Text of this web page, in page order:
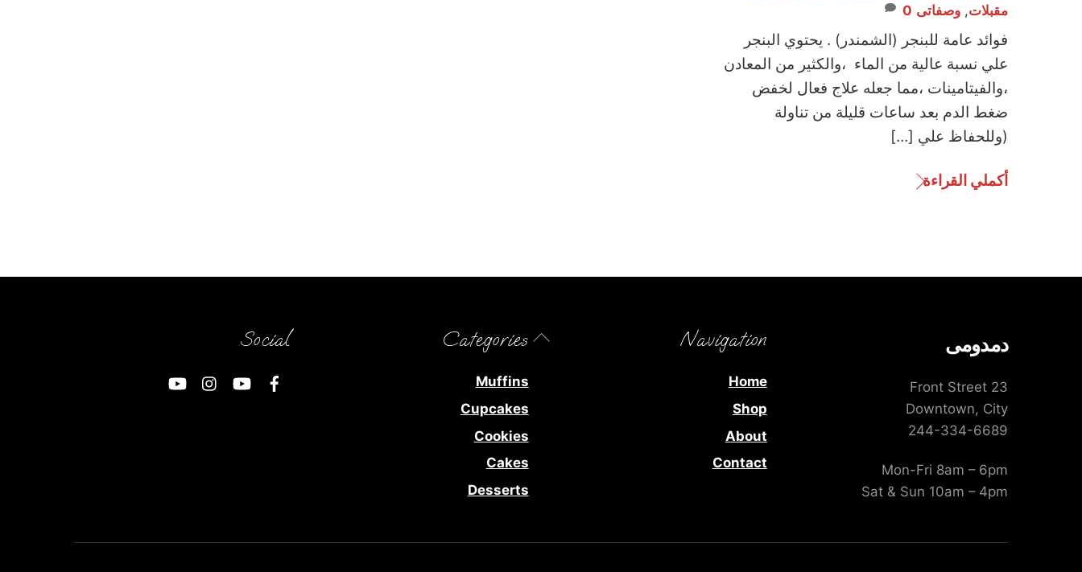
مقبلات, وصفاتى 0
فوائد عامة للبنجر (الشمندر) . يحتوي البنجر
علي نسبة عالية من الماء ،والكثير من المعادن
،والفيتامينات ،مما جعله علاج فعال لخفض
ضغط الدم بعد ساعات قليلة من تناولة
(وللحفاظ علي […]
أكملي القراءة
Back
Top
دمدومى
23 Front Street
Downtown, City
244-334-6689
Mon-Fri 8am – 6pm
Sat & Sun 10am – 4pm
Navigation
Home
Shop
About
Contact
Categories
Muffins
Cupcakes
Cookies
Cakes
Desserts
Social